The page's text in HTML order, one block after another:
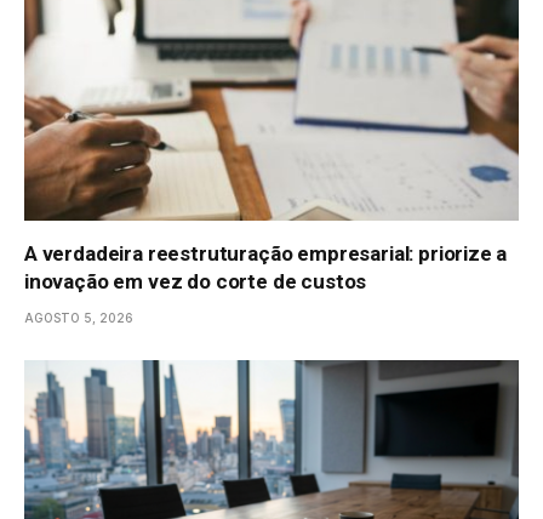
A verdadeira reestruturação empresarial: priorize a
inovação em vez do corte de custos
AGOSTO 5, 2026